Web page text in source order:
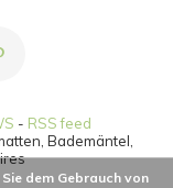
- RSS feed
Bademäntel,
dem Gebrauch von